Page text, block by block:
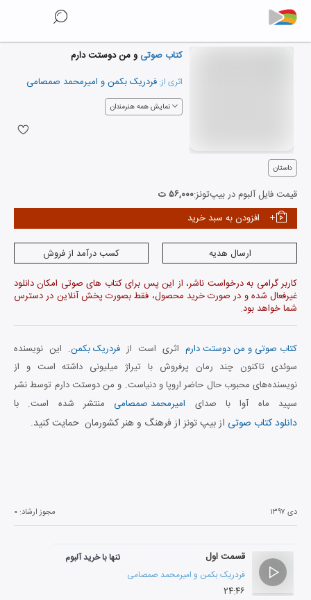
کتاب صوتی و من دوستت دارم
اثری از: فردریک بکمنو امیرمحمد صمصامی
نمایش همه هنرمندان
داستان
قیمت فایل آلبوم در بیپ‌تونز:۵۶,۰۰۰ ت
افزودن به سبد خرید
ارسال هدیه
کسب درآمد از فروش
کاربر گرامی به درخواست ناشر، از این پس برای کتاب های صوتی امکان دانلود
غیرفعال شده و در صورت خرید محصول، فقط بصورت پخش آنلاین در دسترس
شما خواهد بود.
کتاب صوتی و من دوستت دارم اثری است از فردریک بکمن. این نویسنده
سوئدی تاکنون چند رمان پرفروش با تیراژ میلیونی داشته است و از
نویسنده‌های محبوب حال حاضر اروپا و دنیاست. و من دوستت دارم توسط نشر
سپید ماه آوا با صدای امیرمحمد صمصامی منتشر شده است. با
دانلود کتاب صوتی از بیپ تونز از فرهنگ و هنر کشورمان حمایت کنید.
دی ۱۳۹۷ مجوز ارشاد: ۰
قسمت اول
فردریک بکمن و امیرمحمد صمصامی
۲۴:۴۶
تنها با خرید آلبوم